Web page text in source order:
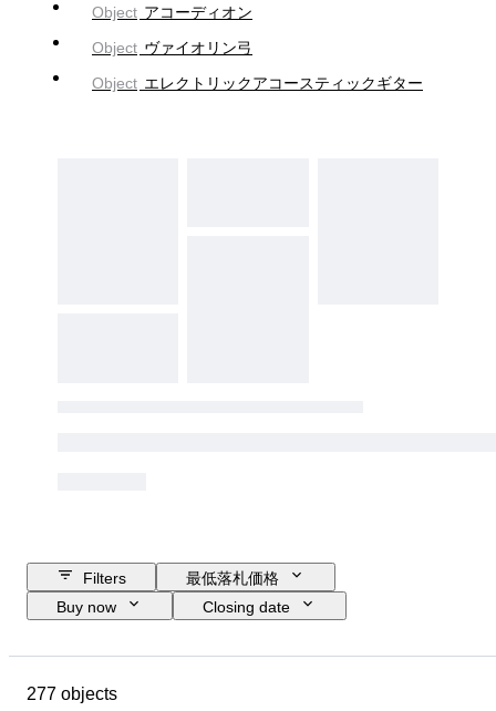
Object アコーディオン
Object ヴァイオリン弓
Object エレクトリックアコースティックギター
Filters
最低落札価格
Buy now
Closing date
素材
277 objects